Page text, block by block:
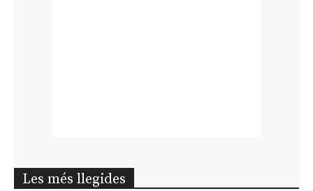
Les més llegides